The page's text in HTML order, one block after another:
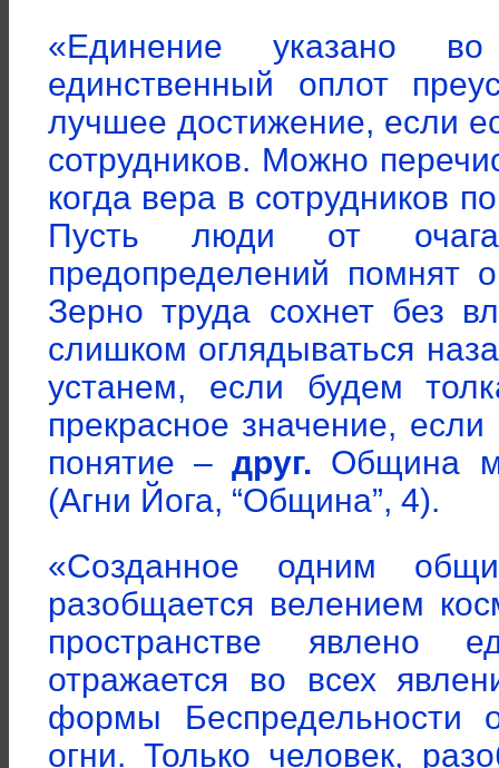
«Единение указано
единственный оплот
лучшее достижение, если
сотрудников. Можно
когда вера в сотрудников
Пусть люди от очага
предопределений помнят
Зерно труда сохнет без
слишком оглядываться
устанем, если будем
прекрасное значение,
понятие –друг. Община
(Агни Йога, “Община”, 4).
«Созданное одним
разобщается велением
пространстве явлено
отражается во всех
формы Беспредельности
огни. Только человек,